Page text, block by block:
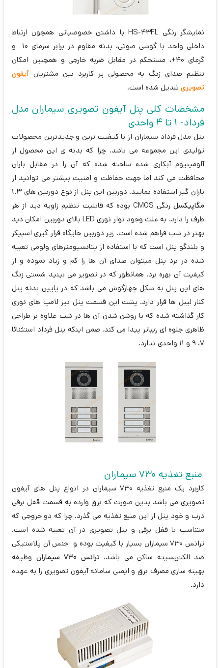
نمایشگر رنگی HS-43FL با داشتن خصوصیاتی همچون ارتباط
داخلی واحد با گوشی صوتی، بدنه مقاوم در برابر سرمای 10- و
گرمای 40+، مستحکم در مقابل ضربه خارجی و همچنین امکان
تنظیم صدای زنگ به محصولی پر کاربرد بین مشتریان آیفون
تصویری تبدیل شده است.
مشخصات کلی پنل آیفون تصویری سیماران مدل
فرداد- 1 تا 4 واحدی
پنل مدل فرداد سیماران از با کیفیت ترین و جدیدترین محصولات
تولیدی این مجموعه می باشد. چرا که بدنه ی این محصول از
آلومینیوم آبکاری شده ساخته شده که آن را در مقابل باران
محافظت می کند اما جهت حفاظت و امنیت بیشتر می توانید از
باران گیر استفاده نمایید. دوربین این پنل از نوع دوربین های 1.3
مگاپیکسل
رنگی CMOS بوده که قابلیت تنظیم زاویه دید از هر
طرف را دارد. به علت وجود نوار نوری LED بالای دوربین امکان دید
بهتر در شب فراهم شده است. زیر دوربین جایگاه قرار گیری اسپیکر
و بلندگو پنل است که با استفاده از پتانسیومترهای ولومی تعبیه
شده در برد پنل میتوان صدای آن ها را کم و زیاد نموده و از
کیفیت آن بهره برد. همانطور که در تصویر می بینید شستی زنگ
های این پنل به شکل چهارگوش می باشد که در پایین بدنه پنل
کنار لیبل ها قرار دارد. پشت این قسمت پنل نیز لامپ های نوری
کار گذاشته شده که با روشن شدن آن ها در شب علاوه بر طراحی
ظاهری جلوه ای زیباتر پیدا می کند. ضمن اینکه پنل فرداد استثنائا
7، 9 و 11 واحدی ندارد.
منبع تغذیه 730 سیماران
کاربرد یک منبع تغذیه 730 سیماران در انواع پنل های آیفون
تصویری می باشد بدین صورت که برق وارده به قسمت قفل برقی
درب و خود پنل از این منبع تغذیه می گذرد. چرا که دو خروجی که
متناسب با قفل برقی و پنل تصویری در آن تعبیه شده است.
ترانس 730 سیماران بسیار با کیفیت بوده و جنس آن پلاستیکی
ضد الکتریسیته ساکن می باشد. ترانس 730 سیماران
وظیفه
بهینه سازی مصرف برق و ایمنی سامانه آیفون تصویری را به عهده
دارد.